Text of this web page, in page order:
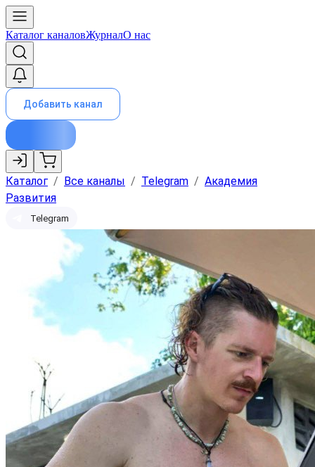
Каталог каналовЖурналО нас
Добавить канал
Каталог / Все каналы / Telegram / Академия
Развития
Telegram